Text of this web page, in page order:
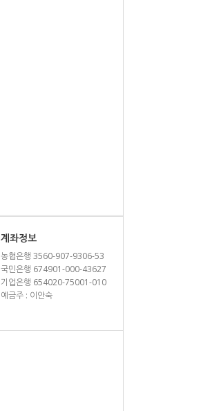
계좌정보
농협은행 3560-907-9306-53
국민은행 674901-000-43627
기업은행 654020-75001-010
예금주 : 이안숙